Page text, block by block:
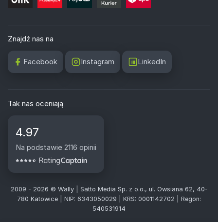
Znajdź nas na
Facebook Instagram LinkedIn
Tak nas oceniają
4.97
Na podstawie 2116 opinii
2009 - 2026 © Wally | Satto Media Sp. z o.o., ul. Owsiana 62, 40-
780 Katowice | NIP: 6343050029 | KRS: 0001142702 | Regon:
540531914